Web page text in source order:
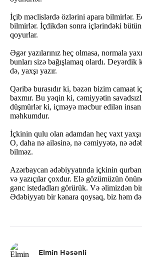
İçib məclislərdə özlərini apara bilmirlər.
bilmirlər. İçdikdən sonra içlərindəki bütün
qoyurlar.
Əgər yazılarınız heç olmasa, normala
bunları sizə bağışlamaq olardı. Deyərdik
də, yaxşı yazır.
Qəribə burasıdır ki, bəzən bizim camaat
baxmır. Bu yəqin ki, cəmiyyətin
düşmürlər ki, içməyə məcbur edilən
məhkumdur.
İçkinin qulu olan adamdan heç vaxt
O, daha nə ailəsinə, nə cəmiyyətə, nə
bilməz.
Azərbaycan ədəbiyyatında içkinin
və yazıçılar çoxdur. Elə gözümüzün
gənc istedadları görürük. Və əlimizdən
Ədəbiyyatı bir kənara qoysaq, biz həm də
Elmin Həsənli